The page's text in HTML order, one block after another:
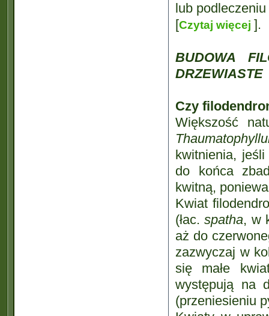
lub
[Czytaj więcej ].
BUDOWA
DRZEWIASTE
Czy
Większość
kwitnienia,
do końca
kwitną,
Kwiat
(łac.spatha, w
aż do
zazwyczaj w
się małe
występują na
(przeniesieniu